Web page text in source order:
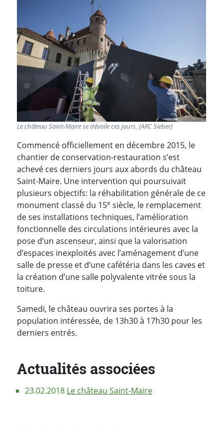
Le château Saint-Maire se dévoile ces jours. [ARC Sieber]
Commencé officiellement en décembre 2015, le
chantier de conservation-restauration s’est
achevé ces derniers jours aux abords du château
Saint-Maire. Une intervention qui poursuivait
plusieurs objectifs: la réhabilitation générale de ce
monument classé du 15e siècle, le remplacement
de ses installations techniques, l’amélioration
fonctionnelle des circulations intérieures avec la
pose d’un ascenseur, ainsi que la valorisation
d’espaces inexploités avec l’aménagement d’une
salle de presse et d’une cafétéria dans les caves et
la création d’une salle polyvalente vitrée sous la
toiture.
Samedi, le château ouvrira ses portes à la
population intéressée, de 13h30 à 17h30 pour les
derniers entrés.
Actualités associées
23.02.2018 Le château Saint-Maire